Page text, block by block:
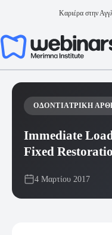
Καριέρα στην
ΟΔΟΝΤΙΑΤΡΙΚΉ
Immediate
Fixed
4 Μαρτίου 2017